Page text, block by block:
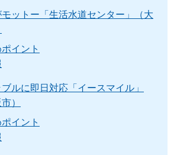
ットー「生活水道センター」（大
イント
ルに即日対応「イースマイル」
）
イント